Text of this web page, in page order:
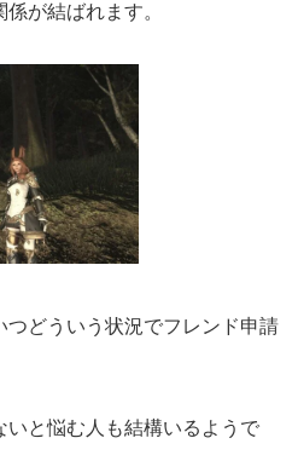
が結ばれます。
つどういう状況でフレンド申請
いと悩む人も結構いるようで